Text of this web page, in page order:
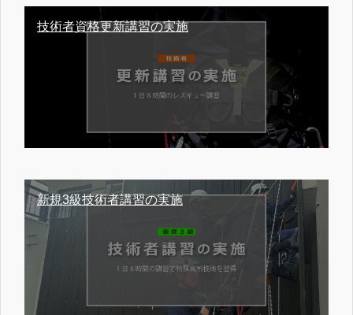
技術者資格更新講習の実施
新規3級技術者講習の実施